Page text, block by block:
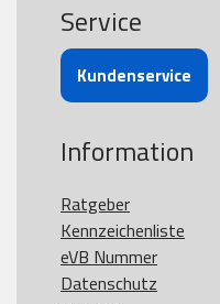
Service
Kundenservice
Information
Ratgeber
Kennzeichenliste
eVB Nummer
Datenschutz